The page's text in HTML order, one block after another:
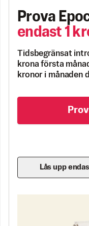
Prova
endast 1
Tidsbegränsat
krona första
kronor i månaden
Lås upp